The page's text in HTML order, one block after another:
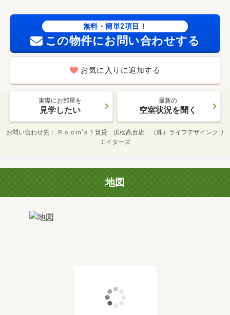
無料・簡単2項目！
この物件にお問い合わせする
お気に入りに追加する
実際にお部屋を
見学したい
最新の
空室状況を聞く
お問い合わせ先
Ｒｏｏｍ’ｓ！賃貸 浜松高台店 （株）ライフデザインクリ
エイターズ
地図